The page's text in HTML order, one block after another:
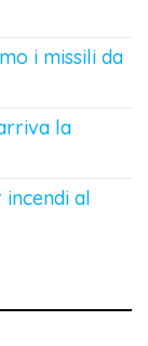
i missili da
la
al